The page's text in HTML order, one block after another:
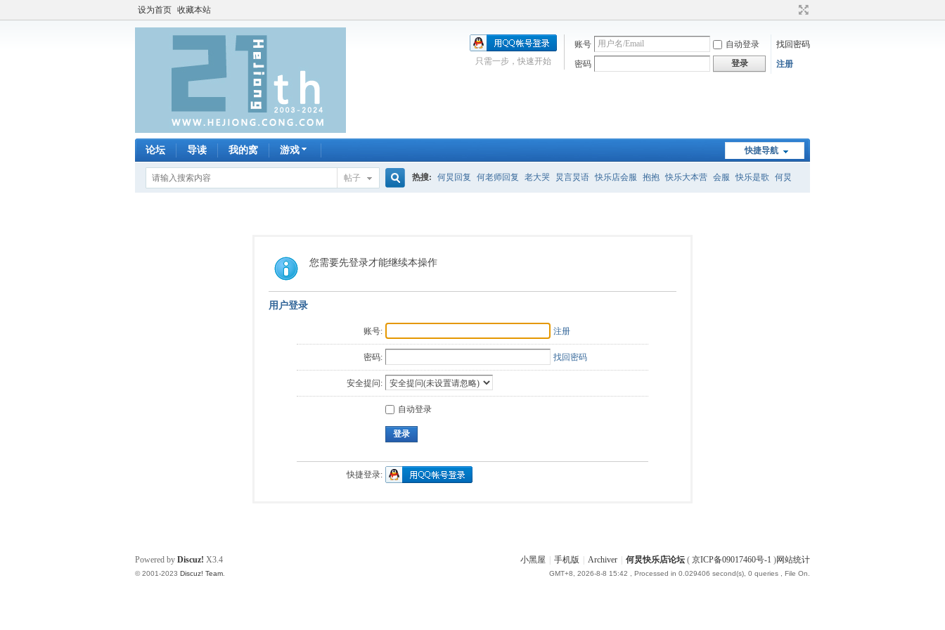
设为首页 收藏本站
账号 自动登录
找回密码
密码
登录 注册
只需一步，快速开始
快捷导航
论坛 导读 我的窝 游戏
帖子
索
热搜: 何炅回复 何老师回复 老大哭 炅言炅语 快乐店会服 抱抱 快乐大本营 会服 快乐是歌 何炅
您需要先登录才能继续本操作
用户登录
账号: 注册
密码: 找回密码
安全提问:
自动登录
登录
快捷登录:
小黑屋 手机版 Archiver 何炅快乐店论坛 ( 京ICP备09017460号-1 )网站统计
GMT+8, 2026-8-8 15:42 , Processed in 0.029406 second(s), 0 queries , File On.
Powered by Discuz! X3.4
© 2001-2023 Discuz! Team